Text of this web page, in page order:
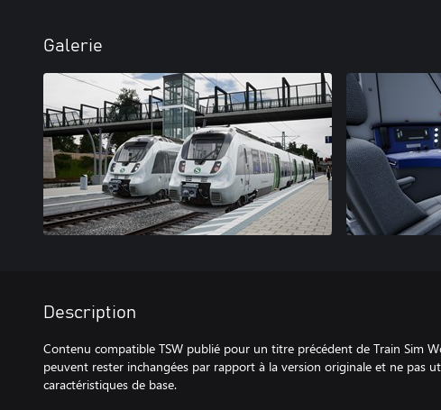
Galerie
Description
Contenu compatible TSW publié pour un titre précédent de Train Sim
peuvent rester inchangées par rapport à la version originale et ne pas
caractéristiques de base.